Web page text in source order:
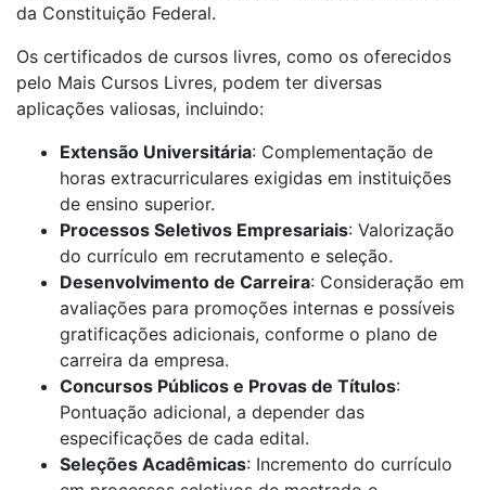
da Constituição Federal.
Os certificados de cursos livres, como os oferecidos
pelo Mais Cursos Livres, podem ter diversas
aplicações valiosas, incluindo:
Extensão Universitária: Complementação de
horas extracurriculares exigidas em instituições
de ensino superior.
Processos Seletivos Empresariais: Valorização
do currículo em recrutamento e seleção.
Desenvolvimento de Carreira: Consideração em
avaliações para promoções internas e possíveis
gratificações adicionais, conforme o plano de
carreira da empresa.
Concursos Públicos e Provas de Títulos:
Pontuação adicional, a depender das
especificações de cada edital.
Seleções Acadêmicas: Incremento do currículo